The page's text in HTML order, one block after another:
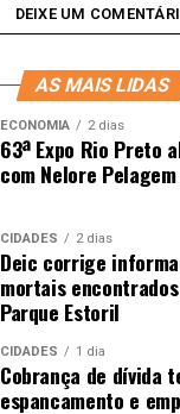
DEIXE UM
AS MAIS LIDAS
ECONOMIA 2 dias
63ª Expo Rio Preto
com Nelore
CIDADES 2 dias
Deic corrige
mortais
Parque Estoril
CIDADES 1 dia
Cobrança de dívida
espancamento e